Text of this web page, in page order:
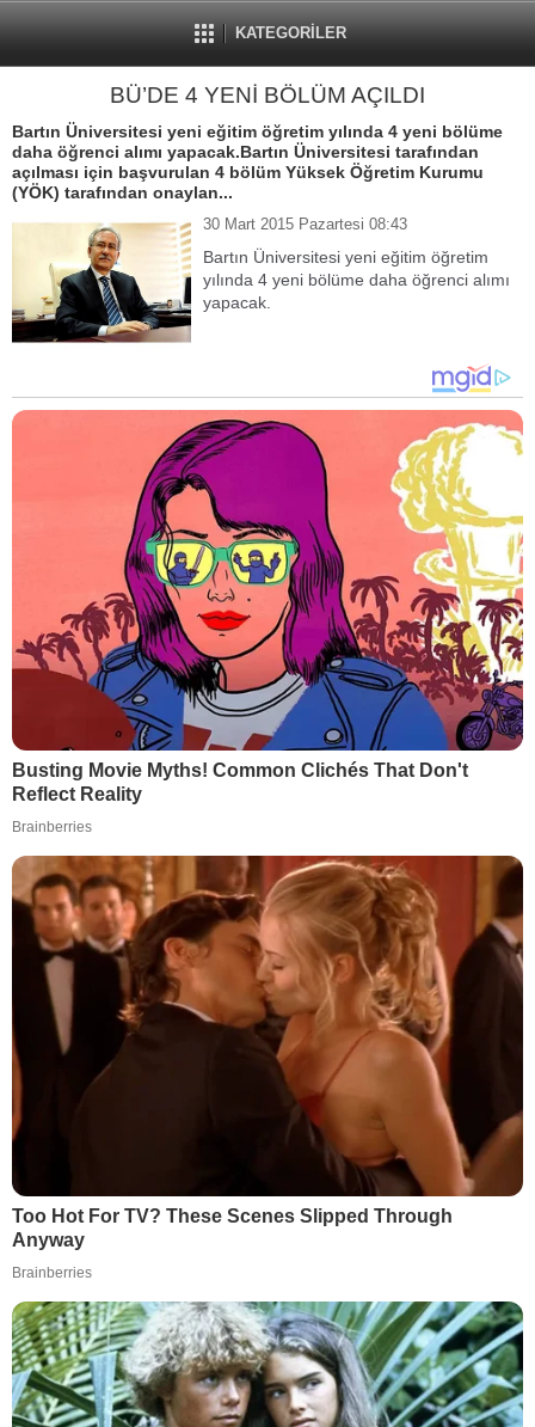
KATEGORİLER
BÜ’DE 4 YENİ BÖLÜM AÇILDI
Bartın Üniversitesi yeni eğitim öğretim yılında 4 yeni bölüme
daha öğrenci alımı yapacak.Bartın Üniversitesi tarafından
açılması için başvurulan 4 bölüm Yüksek Öğretim Kurumu
(YÖK) tarafından onaylan...
30 Mart 2015 Pazartesi 08:43
Bartın Üniversitesi yeni eğitim öğretim
yılında 4 yeni bölüme daha öğrenci alımı
yapacak.